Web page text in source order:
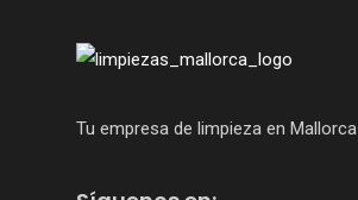
Tu empresa de limpieza en Mallorca